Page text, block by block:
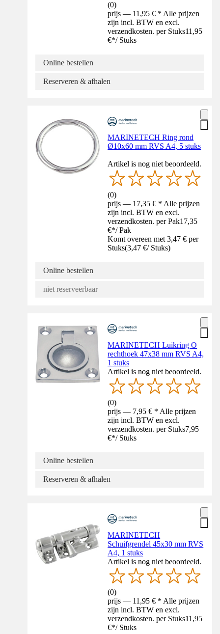
(0)
prijs — 11,95 € * Alle prijzen
zijn incl. BTW en excl.
verzendkosten. per Stuks11,95
€*/ Stuks
Online bestellen
Reserveren & afhalen
MARINETECH Ring rond
Ø10x60 mm RVS A4, 5 stuks
Artikel is nog niet beoordeeld.
(0)
prijs — 17,35 € * Alle prijzen
zijn incl. BTW en excl.
verzendkosten. per Pak17,35
€*/ Pak
Komt overeen met 3,47 € per
Stuks(3,47 €/ Stuks)
Online bestellen
niet reserveerbaar
MARINETECH Luikring O
rechthoek 47x38 mm RVS A4,
1 stuks
Artikel is nog niet beoordeeld.
(0)
prijs — 7,95 € * Alle prijzen
zijn incl. BTW en excl.
verzendkosten. per Stuks7,95
€*/ Stuks
Online bestellen
Reserveren & afhalen
MARINETECH
Schuifgrendel 45x30 mm RVS
A4, 1 stuks
Artikel is nog niet beoordeeld.
(0)
prijs — 11,95 € * Alle prijzen
zijn incl. BTW en excl.
verzendkosten. per Stuks11,95
€*/ Stuks